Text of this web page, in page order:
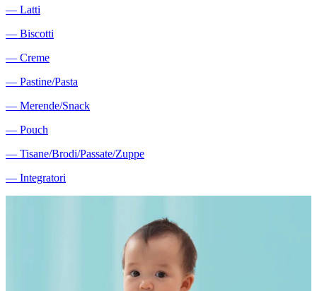
― Latti
― Biscotti
― Creme
― Pastine/Pasta
― Merende/Snack
― Pouch
― Tisane/Brodi/Passate/Zuppe
― Integratori